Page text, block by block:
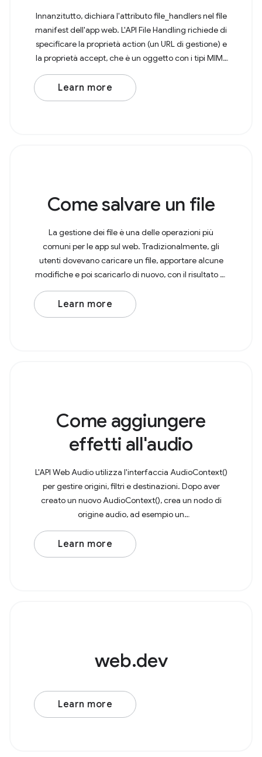
Innanzitutto, dichiara l'attributo file_handlers nel file
manifest dell'app web. L'API File Handling richiede di
specificare la proprietà action (un URL di gestione) e
la proprietà accept, che è un oggetto con i tipi MIME
come chiavi e array delle
Learn more
Come salvare un file
La gestione dei file è una delle operazioni più
comuni per le app sul web. Tradizionalmente, gli
utenti dovevano caricare un file, apportare alcune
modifiche e poi scaricarlo di nuovo, con il risultato di
una copia nella cartella Download. Con l'API
Learn more
Come aggiungere
effetti all'audio
L'API Web Audio utilizza l'interfaccia AudioContext()
per gestire origini, filtri e destinazioni. Dopo aver
creato un nuovo AudioContext(), crea un nodo di
origine audio, ad esempio un
AudioBufferSourceNode o OscillatorNode. Ad
esempio, considera un
Learn more
web.dev
Learn more